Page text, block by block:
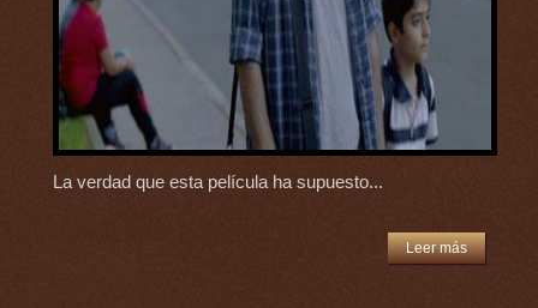
La verdad que esta película ha supuesto...
Leer más